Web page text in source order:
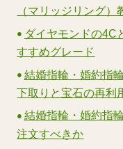
（マリッジリング）
ダイヤモンドの4C
すすめグレード
結婚指輪・婚約指
下取りと宝石の再利
結婚指輪・婚約指
注文すべきか